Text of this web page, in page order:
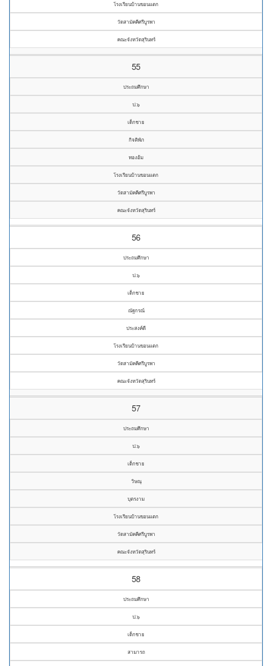
โรงเรียนบ้านขอนแตก
วัดสามัคคีศรีบูรพา
คณะจังหวัดสุรินทร์
55
ประถมศึกษา
ป.๖
เด็กชาย
กิจติพัภ
ทองอ้ม
โรงเรียนบ้านขอนแตก
วัดสามัคคีศรีบูรพา
คณะจังหวัดสุรินทร์
56
ประถมศึกษา
ป.๖
เด็กชาย
ณัฐกรณ์
ประสงค์ดี
โรงเรียนบ้านขอนแตก
วัดสามัคคีศรีบูรพา
คณะจังหวัดสุรินทร์
57
ประถมศึกษา
ป.๖
เด็กชาย
วิษณุ
บุตรงาม
โรงเรียนบ้านขอนแตก
วัดสามัคคีศรีบูรพา
คณะจังหวัดสุรินทร์
58
ประถมศึกษา
ป.๖
เด็กชาย
สามารถ